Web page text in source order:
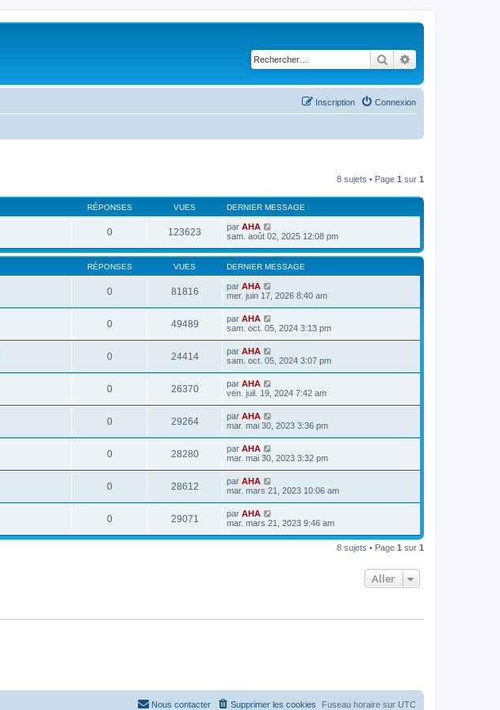
Rechercher
Connexion
Inscription
8 sujets • Page 1 sur 1
RÉPONSES VUES DERNIER MESSAGE
0 123623 par AHA
sam. août 02, 2025 12:08 pm
RÉPONSES VUES DERNIER MESSAGE
0 81816 par AHA
mer. juin 17, 2026 8:40 am
0 49489 par AHA
sam. oct. 05, 2024 3:13 pm
0 24414 par AHA
sam. oct. 05, 2024 3:07 pm
0 26370 par AHA
ven. juil. 19, 2024 7:42 am
0 29264 par AHA
mar. mai 30, 2023 3:36 pm
0 28280 par AHA
mar. mai 30, 2023 3:32 pm
0 28612 par AHA
mar. mars 21, 2023 10:06 am
0 29071 par AHA
mar. mars 21, 2023 9:46 am
8 sujets • Page 1 sur 1
Aller
Fuseau horaire sur UTC
Supprimer les cookies
Nous contacter